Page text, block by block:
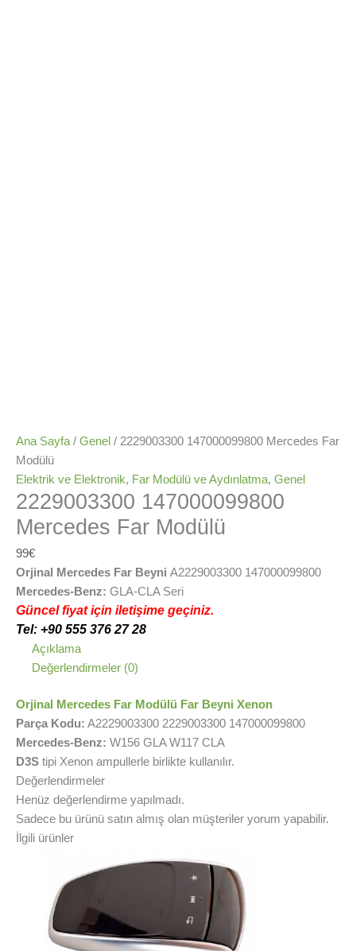
Ana Sayfa / Genel / 2229003300 147000099800 Mercedes Far
Modülü
Elektrik ve Elektronik, Far Modülü ve Aydınlatma, Genel
2229003300 147000099800
Mercedes Far Modülü
99€
Orjinal Mercedes Far Beyni A2229003300 147000099800
Mercedes-Benz: GLA-CLA Seri
Güncel fiyat için iletişime geçiniz.
Tel: +90 555 376 27 28
Açıklama
Değerlendirmeler (0)
Orjinal Mercedes Far Modülü Far Beyni Xenon
Parça Kodu: A2229003300 2229003300 147000099800
Mercedes-Benz: W156 GLA W117 CLA
D3S tipi Xenon ampullerle birlikte kullanılır.
Değerlendirmeler
Henüz değerlendirme yapılmadı.
Sadece bu ürünü satın almış olan müşteriler yorum yapabilir.
İlgili ürünler